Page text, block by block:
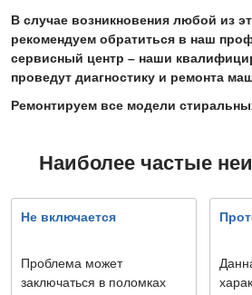
В случае возникновения любой из
рекомендуем обратиться в наш
сервисный центр – наши
проведут диагностику и ремонта
Ремонтируем все модели
Наиболее частые
Не включается
Проблема может
заключаться в поломках